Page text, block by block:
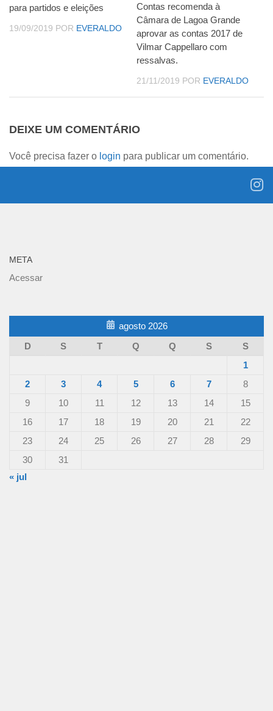
para partidos e eleições
19/09/2019 POR EVERALDO
Contas recomenda à
Câmara de Lagoa Grande
aprovar as contas 2017 de
Vilmar Cappellaro com
ressalvas.
21/11/2019 POR EVERALDO
DEIXE UM COMENTÁRIO
Você precisa fazer o login para publicar um comentário.
META
Acessar
agosto 2026
D
S T Q Q S
S
1
2
3 4 5 6 7
8
9
10 11 12 13 14
15
16
17 18 19 20 21
22
23
24 25 26 27 28
29
30
31
« jul